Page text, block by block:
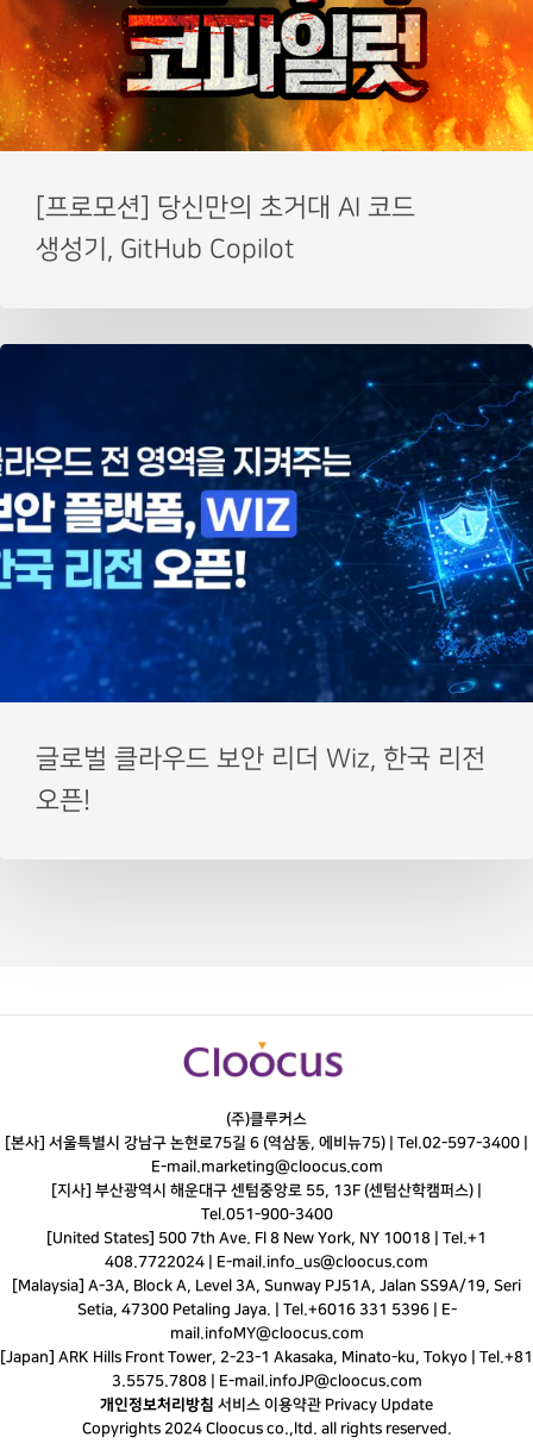
[프로모션] 당신만의 초거대 AI 코드
생성기, GitHub Copilot
글로벌 클라우드 보안 리더 Wiz, 한국 리전
오픈!
(주)클루커스
[본사] 서울특별시 강남구 논현로75길 6 (역삼동, 에비뉴75) | Tel.02-597-3400
E-mail.marketing@cloocus.com
[지사] 부산광역시 해운대구 센텀중앙로 55, 13F (센텀산학캠퍼스) |
Tel.051-900-3400
[United States] 500 7th Ave. Fl 8 New York, NY 10018 | Tel.+1
408.7722024 | E-mail.info_us@cloocus.com
[Malaysia] A-3A, Block A, Level 3A, Sunway PJ51A, Jalan SS9A/19, Seri
Setia, 47300 Petaling Jaya. | Tel.+6016 331 5396 | E-
mail.infoMY@cloocus.com
[Japan] ARK Hills Front Tower, 2-23-1 Akasaka, Minato-ku, Tokyo | Tel.+81
3.5575.7808 | E-mail.infoJP@cloocus.com
개인정보처리방침 서비스 이용약관 Privacy Update
Copyrights 2024 Cloocus co.,ltd. all rights reserved.